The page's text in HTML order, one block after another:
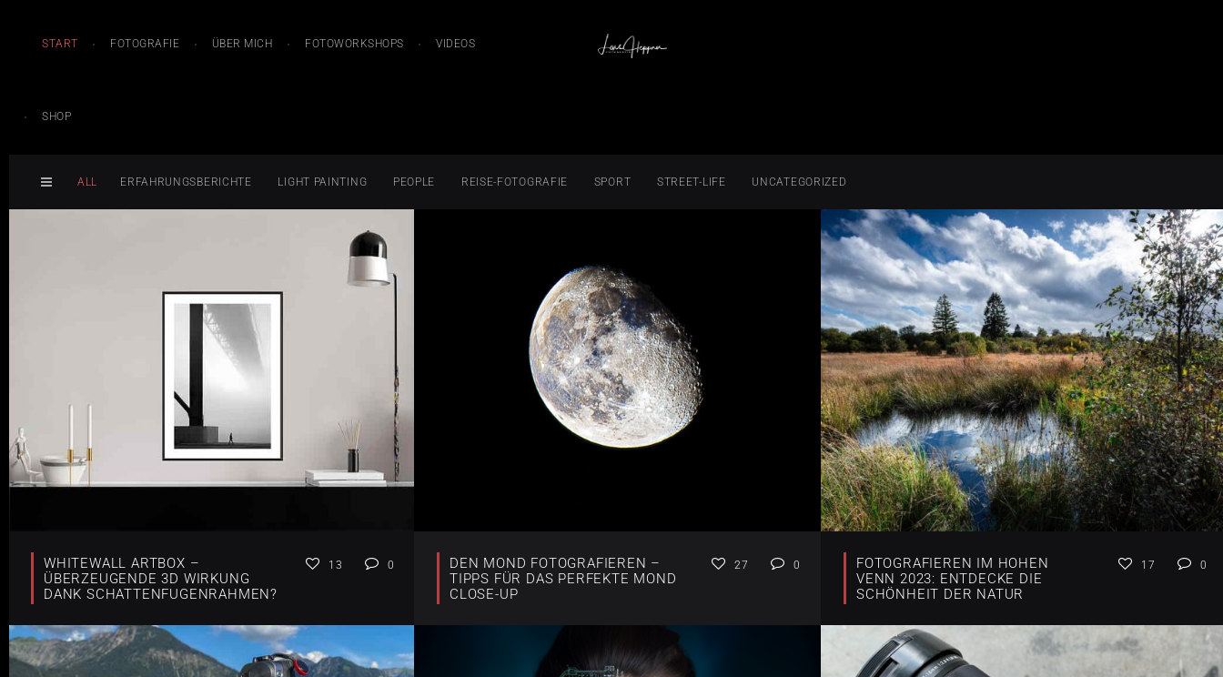
START FOTOGRAFIE ÜBER MICH FOTOWORKSHOPS VIDEOS
SHOP
ALL ERFAHRUNGSBERICHTE LIGHT PAINTING PEOPLE REISE-FOTOGRAFIE SPORT STREET-LIFE UNCATEGORIZED
WHITEWALL ARTBOX –
ÜBERZEUGENDE 3D WIRKUNG
DANK SCHATTENFUGENRAHMEN?
13 0
DEN MOND FOTOGRAFIEREN –
TIPPS FÜR DAS PERFEKTE MOND
CLOSE-UP
27 0
FOTOGRAFIEREN IM HOHEN
VENN 2023: ENTDECKE DIE
SCHÖNHEIT DER NATUR
17 0